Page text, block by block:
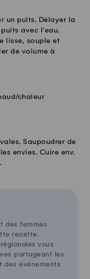
un puits. Délayer la
avec l'eau.
lisse, souple et
de volume à
chaleur
Saupoudrer de
envies. Cuire env.
des femmes
recette.
vous
partageant les
des événements